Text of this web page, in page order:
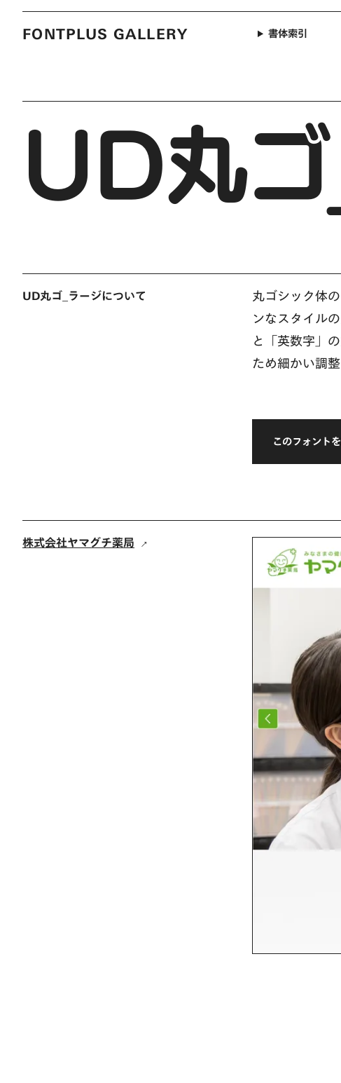
FONTPLUS GALLERY 書体索引
UD丸ゴ
UD丸ゴ_ラージについて
丸ゴシック体
ンなスタイル
と「英数字」
ため細かい調
このフォント
株式会社ヤマグチ薬局